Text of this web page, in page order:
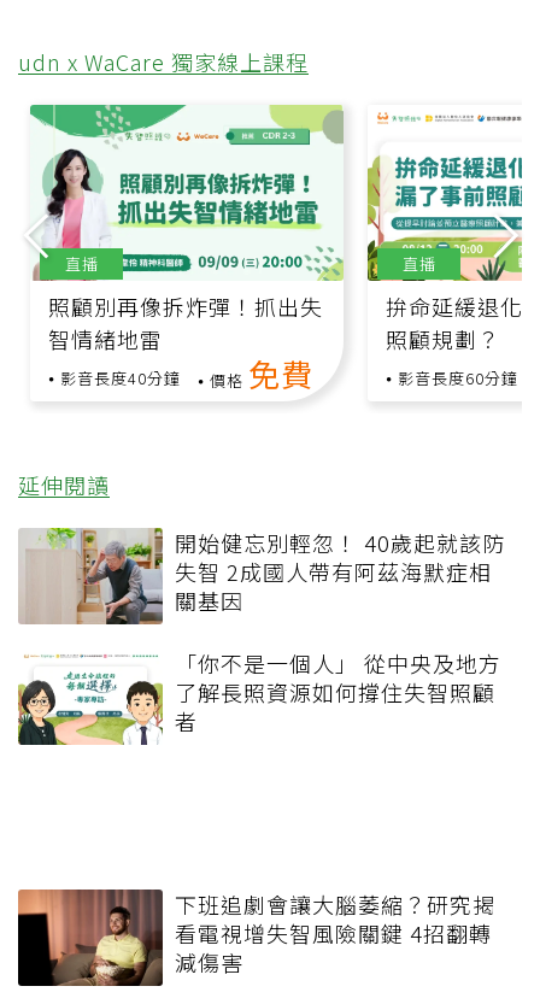
udn x WaCare 獨家線上課程
照顧別再像拆炸彈！抓出失
智情緒地雷
影音長度40分鐘 價格 免費
直播
拚命延緩退化
照顧規劃？
影音長度60分鐘
直播
延伸閱讀
開始健忘別輕忽！ 40歲起就該防
失智 2成國人帶有阿茲海默症相
關基因
「你不是一個人」 從中央及地方
了解長照資源如何撐住失智照顧
者
下班追劇會讓大腦萎縮？研究揭
看電視增失智風險關鍵 4招翻轉
減傷害